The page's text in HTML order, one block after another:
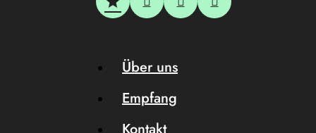
Über uns
Empfang